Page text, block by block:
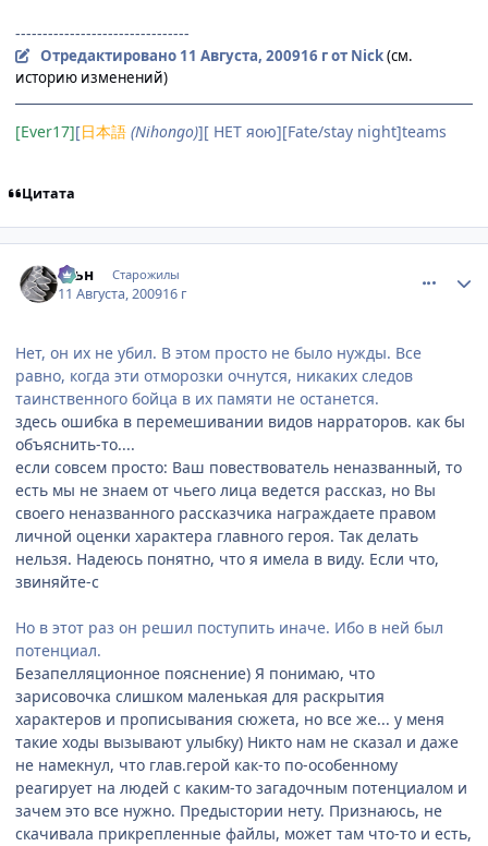
--------------------------------
Отредактировано 11 Августа, 200916 гот Nick(см.
историю изменений)
[Ever17][日本語 (Nihongo)][ НЕТ яою][Fate/stay night]teams
Цитата
Юьн Старожилы
11 Августа, 200916 г
Нет, он их не убил. В этом просто не было нужды. Все
равно, когда эти отморозки очнутся, никаких следов
таинственного бойца в их памяти не останется.
здесь ошибка в перемешивании видов нарраторов. как бы
объяснить-то....
если совсем просто: Ваш повествователь неназванный, то
есть мы не знаем от чьего лица ведется рассказ, но Вы
своего неназванного рассказчика награждаете правом
личной оценки характера главного героя. Так делать
нельзя. Надеюсь понятно, что я имела в виду. Если что,
звиняйте-с
Но в этот раз он решил поступить иначе. Ибо в ней был
потенциал.
Безапелляционное пояснение) Я понимаю, что
зарисовочка слишком маленькая для раскрытия
характеров и прописывания сюжета, но все же... у меня
такие ходы вызывают улыбку) Никто нам не сказал и даже
не намекнул, что глав.герой как-то по-особенному
реагирует на людей с каким-то загадочным потенциалом и
зачем это все нужно. Предыстории нету. Признаюсь, не
скачивала прикрепленные файлы, может там что-то и есть,